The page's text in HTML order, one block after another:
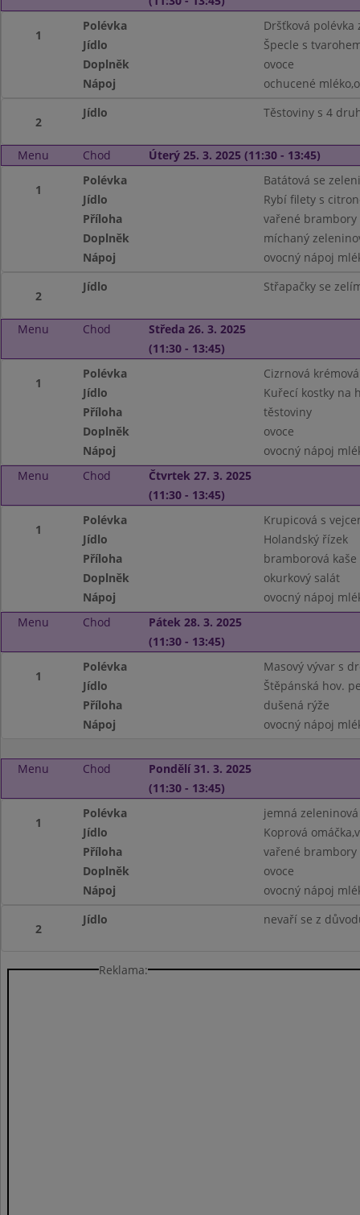
1
Polévka
Dršťková
Jídlo
Špecle s
Doplněk
ovoce
Nápoj
ochucené
2
Jídlo Těstoviny s 4
Menu Chod Úterý 25. 3. 2025 (11:30 - 13:45)
1
Polévka
Batátová se
Jídlo
Rybí filety s
Příloha
vařené brambory
Doplněk
míchaný
Nápoj
ovocný nápoj
2
Jídlo Střapačky se
Menu Chod
Středa 26. 3. 2025
(11:30 - 13:45)
1
Polévka
Cizrnová
Jídlo
Kuřecí kostky na
Příloha
těstoviny
Doplněk
ovoce
Nápoj
ovocný nápoj
Menu
Chod
Čtvrtek 27. 3. 2025
(11:30 - 13:45)
1
Polévka
Krupicová s
Jídlo
Holandský řízek
Příloha
bramborová kaše
Doplněk
okurkový salát
Nápoj
ovocný nápoj
Menu
Chod
Pátek 28. 3. 2025
(11:30 - 13:45)
1
Polévka
Masový vývar s
Jídlo
Štěpánská hov.
Příloha
dušená rýže
Nápoj
ovocný nápoj
Menu Chod
Pondělí 31. 3. 2025
(11:30 - 13:45)
1
Polévka
jemná zeleninová
Jídlo
Koprová
Příloha
vařené brambory
Doplněk
ovoce
Nápoj
ovocný nápoj
2
Jídlo nevaří se z
Reklama: